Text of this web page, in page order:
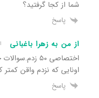
شما از کجا گرفتید؟
پاسخ
از من به زهرا باغبانی
اختصاصی ۵۰
اونایی که نزدم واقن
پاسخ